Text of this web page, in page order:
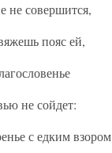
не совершится,
пояс ей,
не сойдет:
с едким взором